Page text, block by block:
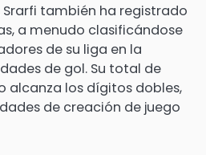
Srarfi también ha registrado
a menudo clasificándose
de su liga en la
de gol. Su total de
alcanza los dígitos dobles,
de creación de juego